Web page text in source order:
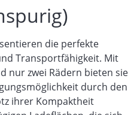
die perfekte
Transportfähigkeit. Mit
nur zwei Rädern bieten sie
durch den
ihrer Kompaktheit